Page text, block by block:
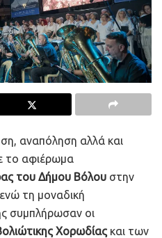
αναπόληση αλλά και
το αφιέρωμα
του Δήμου Βόλου στην
τη μοναδική
συμπλήρωσαν οι
Χορωδίας και των